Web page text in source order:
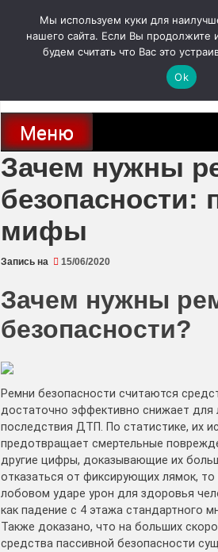
содержимому
Новости про современные автомобили и не
и отечественного
Меню
Зачем нужны
безопасности:
мифы
Запись на 15/06/2020
Зачем нужны
безопасности?
Ремни безопасности считаются
достаточно эффективно снижает для
последствия ДТП. По статистике, их
предотвращает смертельные
другие цифры, доказывающие их
отказаться от фиксирующих лямок,
лобовом ударе урон для здоровья
как падение с 4 этажа стандартного
Также доказано, что на больших
средства пассивной безопасности
Мы используем куки для
нашего сайта. Если Вы продолжите
будем считать что Вас это
Ok